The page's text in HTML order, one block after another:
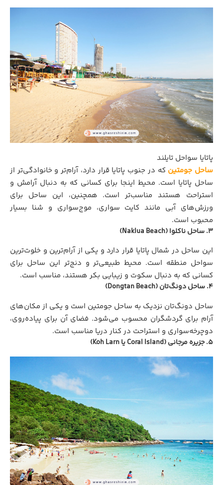
پاتایا سواحل تایلند
ساحل جومتین که در جنوب پاتایا قرار دارد، آرام‌تر و خانوادگی‌تر از
ساحل پاتایا است. محیط اینجا برای کسانی که به دنبال آرامش و
استراحت هستند مناسب‌تر است. همچنین، این ساحل برای
ورزش‌های آبی مانند کایت‌ سواری، موج‌سواری و شنا بسیار
محبوب است.
۳. ساحل ناکلوا (Naklua Beach)
این ساحل در شمال پاتایا قرار دارد و یکی از آرام‌ترین و خلوت‌ترین
سواحل منطقه است. محیط طبیعی‌تر و دنج‌تر این ساحل برای
کسانی که به دنبال سکوت و زیبایی بکر هستند، مناسب است.
۴. ساحل دونگ‌تان (Dongtan Beach)
ساحل دونگ‌تان نزدیک به ساحل جومتین است و یکی از مکان‌های
آرام برای گردشگران محسوب می‌شود. فضای آن برای پیاده‌روی،
دوچرخه‌سواری و استراحت در کنار دریا مناسب است.
۵. جزیره مرجانی (Coral Island یا Koh Larn)